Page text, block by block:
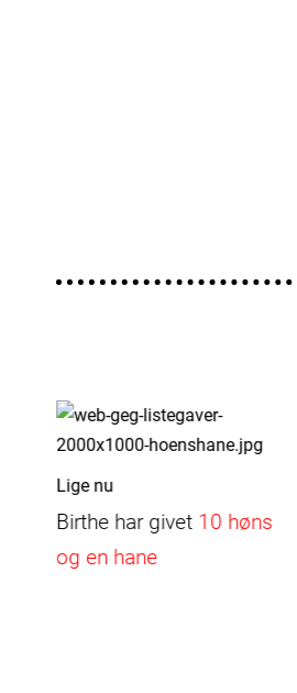
Lige nu
Birthe har givet 10 høns
og en hane